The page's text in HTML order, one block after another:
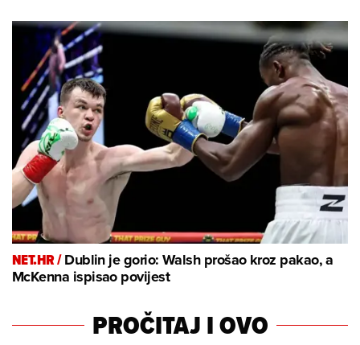
NET.HR /Dublin je gorio: Walsh prošao kroz pakao, a
McKenna ispisao povijest
PROČITAJ I OVO